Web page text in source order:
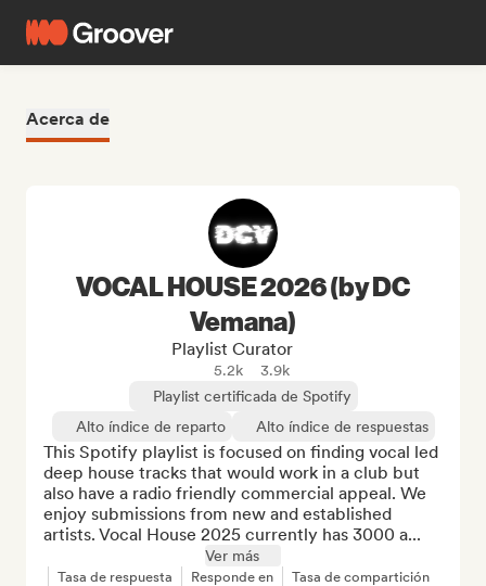
Acerca de
VOCAL HOUSE 2026 (by DC
Vemana)
Playlist Curator
5.2k
3.9k
Playlist certificada de Spotify
Alto índice de reparto
Alto índice de respuestas
This Spotify playlist is focused on finding vocal led
deep house tracks that would work in a club but
also have a radio friendly commercial appeal. We
enjoy submissions from new and established
artists. Vocal House 2025 currently has 3000 a...
Ver más
Tasa de respuesta Responde en Tasa de compartición